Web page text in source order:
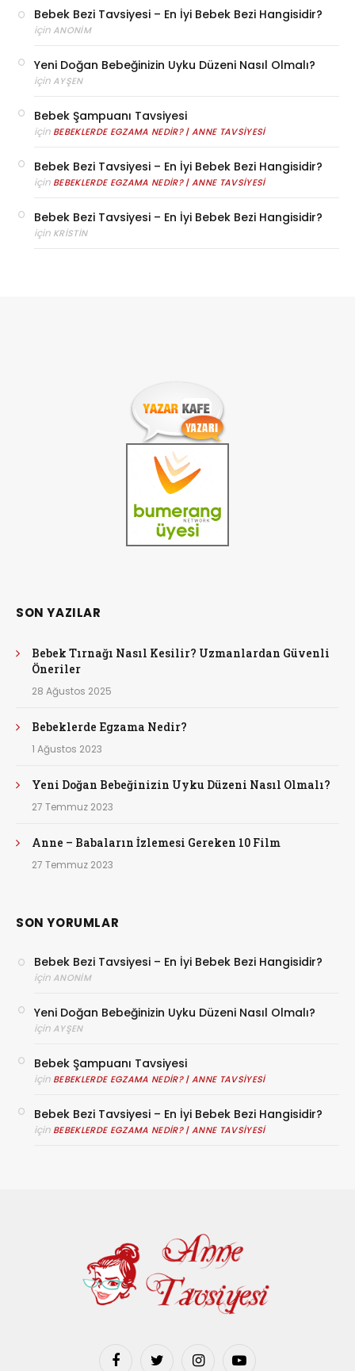
Bebek Bezi Tavsiyesi – En İyi Bebek Bezi Hangisidir?
için ANONIM
Yeni Doğan Bebeğinizin Uyku Düzeni Nasıl Olmalı?
için AYŞEN
Bebek Şampuanı Tavsiyesi
için BEBEKLERDE EGZAMA NEDIR? | ANNE TAVSIYESI
Bebek Bezi Tavsiyesi – En İyi Bebek Bezi Hangisidir?
için BEBEKLERDE EGZAMA NEDIR? | ANNE TAVSIYESI
Bebek Bezi Tavsiyesi – En İyi Bebek Bezi Hangisidir?
için KRISTIN
SON YAZILAR
Bebek Tırnağı Nasıl Kesilir? Uzmanlardan Güvenli
Öneriler
28 Ağustos 2025
Bebeklerde Egzama Nedir?
1 Ağustos 2023
Yeni Doğan Bebeğinizin Uyku Düzeni Nasıl Olmalı?
27 Temmuz 2023
Anne – Babaların İzlemesi Gereken 10 Film
27 Temmuz 2023
SON YORUMLAR
Bebek Bezi Tavsiyesi – En İyi Bebek Bezi Hangisidir?
için ANONIM
Yeni Doğan Bebeğinizin Uyku Düzeni Nasıl Olmalı?
için AYŞEN
Bebek Şampuanı Tavsiyesi
için BEBEKLERDE EGZAMA NEDIR? | ANNE TAVSIYESI
Bebek Bezi Tavsiyesi – En İyi Bebek Bezi Hangisidir?
için BEBEKLERDE EGZAMA NEDIR? | ANNE TAVSIYESI
FacebookTwitter InstagramYouTube